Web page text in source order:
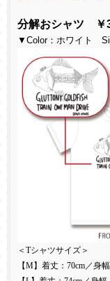
分解おシャツ ￥
▼Color：ホワイト
＜ Tシャツサイズ＞
【M】着丈： 70cm／身幅